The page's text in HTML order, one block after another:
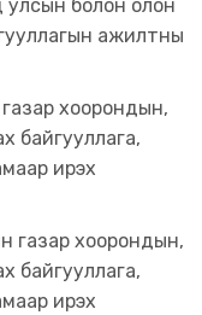
улсын болон олон
ажилтны
хоорондын,
байгууллага,
ирэх
газар хоорондын,
байгууллага,
ирэх